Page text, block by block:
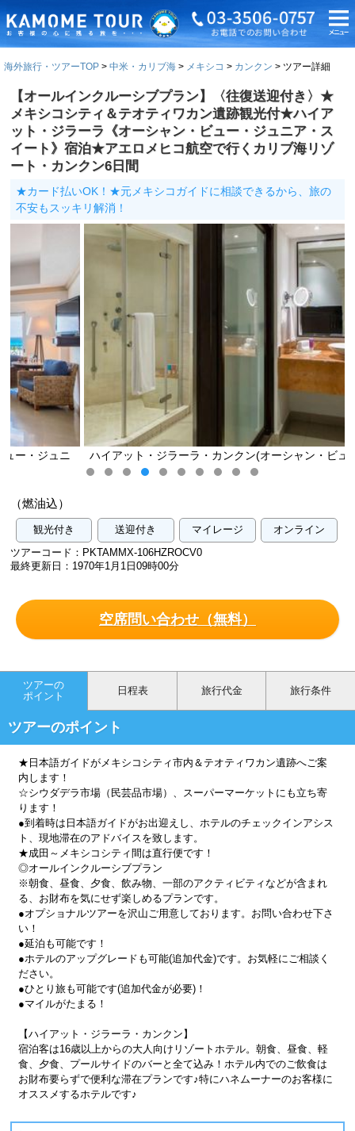
海外旅行・ツアーTOP 中米・カリブ海 メキシコ カンクン ツアー詳細
【オールインクルーシブプラン】〈往復送迎付き〉★
メキシコシティ＆テオティワカン遺跡観光付★ハイア
ット・ジラーラ《オーシャン・ビュー・ジュニア・ス
イート》宿泊★アエロメヒコ航空で行くカリブ海リゾ
ート・カンクン6日間
★カード払いOK！★元メキシコガイドに相談できるから、旅の
不安もスッキリ解消！
ハイアット・ジラーラ・カンクン(オーシャン・ビュー・ジュニ
ア・スイート)／イメージ
（燃油込）
観光付き 送迎付き マイレージ
オンライン
ツアーコード：PKTAMMX-106HZROCV0
最終更新日：1970年1月1日09時00分
空席問い合わせ（無料）
ツアーの
ポイント
日程表 旅行代金 旅行条件
ツアーのポイント
★日本語ガイドがメキシコシティ市内＆テオティワカン遺跡へご案
内します！
☆シウダデラ市場（民芸品市場）、スーパーマーケットにも立ち寄
ります！
●到着時は日本語ガイドがお出迎えし、ホテルのチェックインアシス
ト、現地滞在のアドバイスを致します。
★成田～メキシコシティ間は直行便です！
◎オールインクルーシブプラン
※朝食、昼食、夕食、飲み物、一部のアクティビティなどが含まれ
る、お財布を気にせず楽しめるプランです。
●オプショナルツアーを沢山ご用意しております。お問い合わせ下さ
い！
●延泊も可能です！
●ホテルのアップグレードも可能(追加代金)です。お気軽にご相談く
ださい。
●ひとり旅も可能です(追加代金が必要)！
●マイルがたまる！
【ハイアット・ジラーラ・カンクン】
宿泊客は16歳以上からの大人向けリゾートホテル。朝食、昼食、軽
食、夕食、プールサイドのバーと全て込み！ホテル内でのご飲食は
お財布要らずで便利な滞在プランです♪特にハネムーナーのお客様に
オススメするホテルです♪